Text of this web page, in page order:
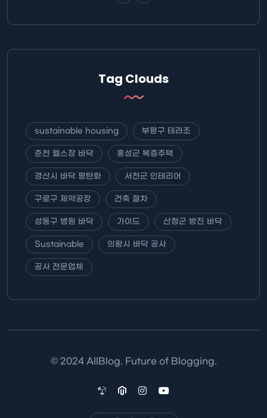
Tag Clouds
sustainable housing 부평구 테라조
춘천 헬스장 바닥 홍성군 복층주택
경산시 바닥 평탄화 서천군 인테리어
구로구 제약공장 건축 절차
성동구 병원 바닥 가이드 산청군 방진 바닥
Sustainable 의왕시 바닥 공사
공사 전문업체
© 2024 AllBlog. Future of Blogging.